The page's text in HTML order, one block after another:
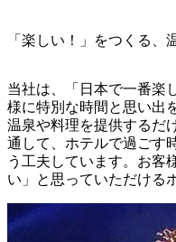
「楽しい！」をつくる、
当社は、「日本で一番楽
様に特別な時間と思い出
温泉や料理を提供するだ
通して、ホテルで過ごす
う工夫しています。お客
い」と思っていただける